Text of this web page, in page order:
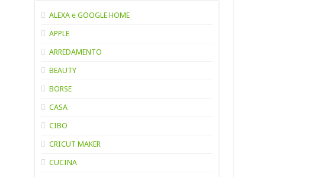
ALEXA e GOOGLE HOME
APPLE
ARREDAMENTO
BEAUTY
BORSE
CASA
CIBO
CRICUT MAKER
CUCINA